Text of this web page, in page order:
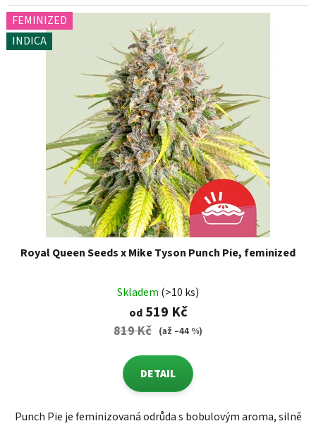
FEMINIZED
INDICA
Royal Queen Seeds x Mike Tyson Punch Pie, feminized
Skladem (>10 ks)
od519 Kč
819 Kč (až –44 %)
DETAIL
Punch Pie je feminizovaná odrůda s bobulovým aroma, silně